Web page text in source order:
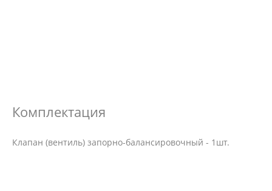
Комплектация
Клапан (вентиль) запорно-балансировочный - 1шт.